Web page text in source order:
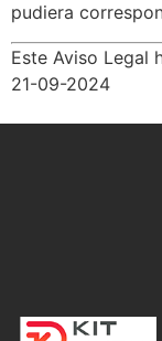
pudiera
Este Aviso Legal
21-09-2024